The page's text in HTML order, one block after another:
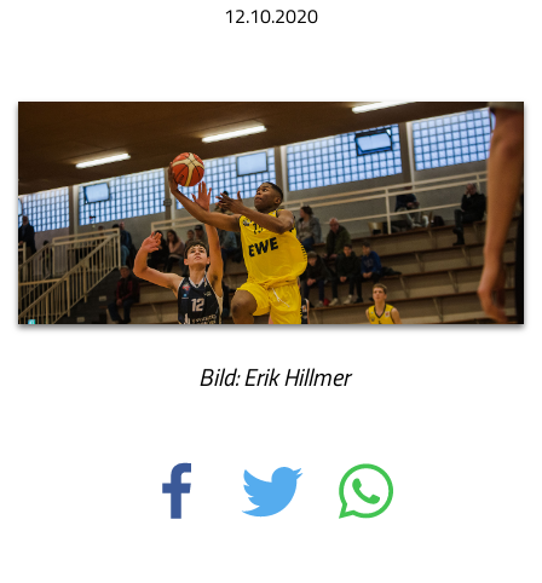
12.10.2020
Bild: Erik Hillmer